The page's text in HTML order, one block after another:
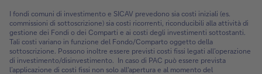
I fondi comuni di investimento e SICAV prevedono sia costi iniziali (es.
commissioni di sottoscrizione) sia costi ricorrenti, riconducibili alla attività di
gestione dei Fondi o dei Comparti e ai costi degli investimenti sottostanti.
Tali costi variano in funzione del Fondo/Comparto oggetto della
sottoscrizione. Possono inoltre essere previsti costi fissi legati all’operazione
di investimento/disinvestimento. In caso di PAC può essere prevista
l’applicazione di costi fissi non solo all'apertura e al momento del